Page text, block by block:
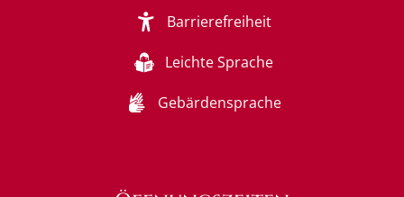
Barrierefreiheit
Leichte Sprache
Gebärdensprache